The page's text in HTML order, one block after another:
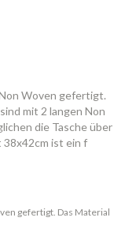
Woven gefertigt.
mit 2 langen Non
die Tasche über
38x42cm ist ein f
gefertigt. Das Material